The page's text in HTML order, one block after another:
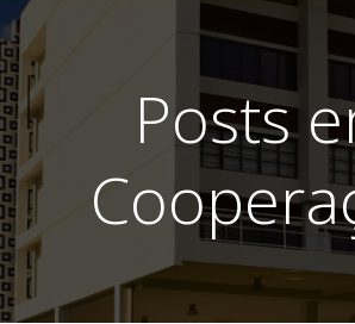
Posts